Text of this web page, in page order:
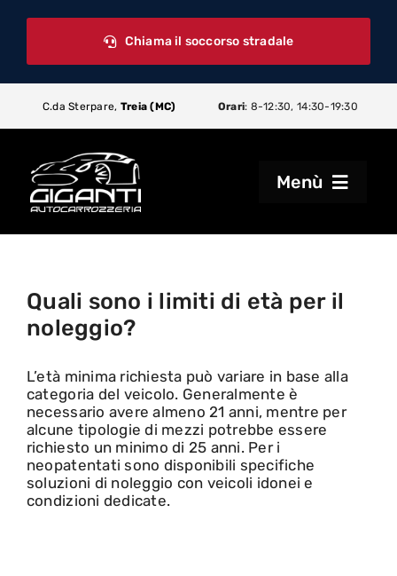
Chiama il soccorso stradale
C.da Sterpare, Treia (MC)
sui cookie Mar 23:Soccorso stradale
Orari: 8-12:30, 14:30-19:30
Mar 26:Politica sui cookie
Menù
Carrozzeria
Vendita
Soccorso stradale
Quali sono i limiti di età per il
noleggio?
L’età minima richiesta può variare in base alla
categoria del veicolo. Generalmente è
necessario avere almeno 21 anni, mentre per
alcune tipologie di mezzi potrebbe essere
richiesto un minimo di 25 anni. Per i
neopatentati sono disponibili specifiche
soluzioni di noleggio con veicoli idonei e
condizioni dedicate.